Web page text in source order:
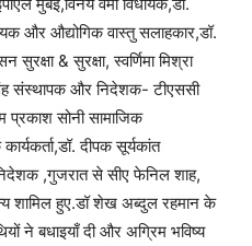
और औद्योगिक वास्तु सलाहकार,डॉ.
& सुरक्षा, स्वर्णिमा मिश्रा
संस्थापक और निदेशक- टीएससी
सोनी सामाजिक
दीपक सूर्यकांत
,गुजरात से सीए फेनिल शाह,
शामिल हुए.डॉ शेख अब्दुल रहमान के
ने बधाइयाँ दी और अग्रिम भविष्य